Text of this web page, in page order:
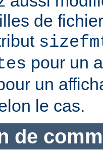
de
pour un
un
le cas.
de